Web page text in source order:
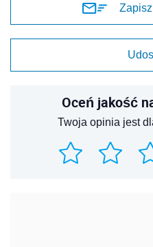
Oceń jakość
Twoja opinia jest